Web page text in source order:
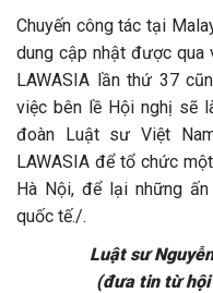
Chuyến công tác tại
dung cập nhật được qua
LAWASIA lần thứ 37
việc bên lề Hội nghị sẽ
đoàn Luật sư Việt
LAWASIA để tổ chức
Hà Nội, để lại những
quốc tế./.
Luật sư
(đưa tin từ hội